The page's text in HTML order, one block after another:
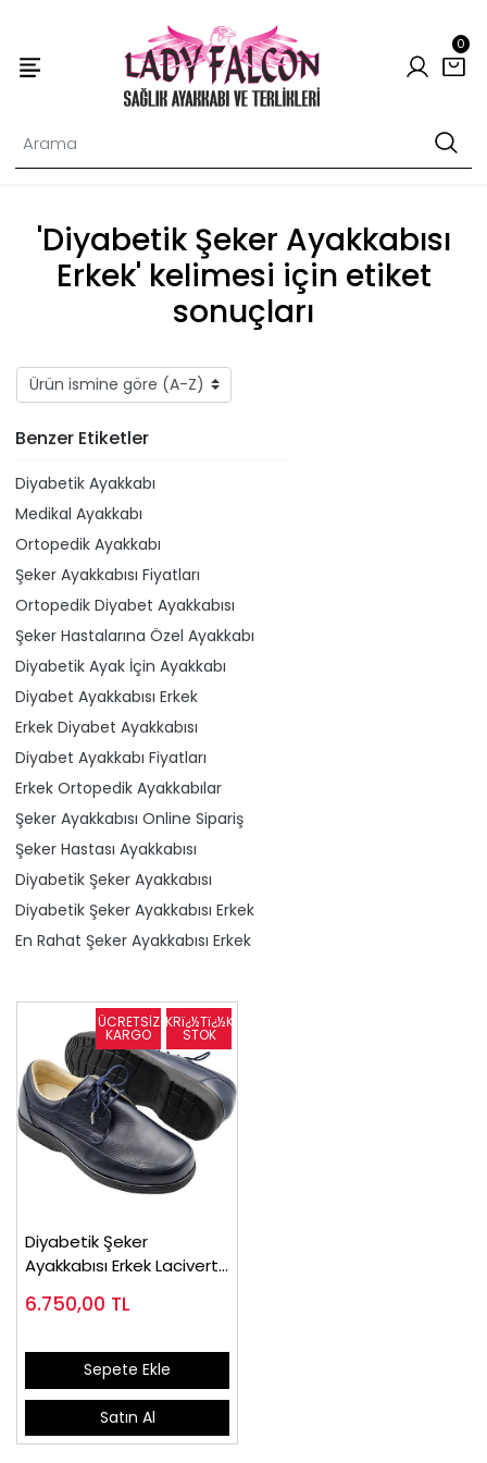
0
'Diyabetik Şeker Ayakkabısı
Erkek' kelimesi için etiket
sonuçları
Benzer Etiketler
Diyabetik Ayakkabı
Medikal Ayakkabı
Ortopedik Ayakkabı
Şeker Ayakkabısı Fiyatları
Ortopedik Diyabet Ayakkabısı
Şeker Hastalarına Özel Ayakkabı
Diyabetik Ayak İçin Ayakkabı
Diyabet Ayakkabısı Erkek
Erkek Diyabet Ayakkabısı
Diyabet Ayakkabı Fiyatları
Erkek Ortopedik Ayakkabılar
Şeker Ayakkabısı Online Sipariş
Şeker Hastası Ayakkabısı
Diyabetik Şeker Ayakkabısı
Diyabetik Şeker Ayakkabısı Erkek
En Rahat Şeker Ayakkabısı Erkek
Diyabetik Şeker
Ayakkabısı Erkek Lacivert
6.750,00 TL
Sepete Ekle
Satın Al